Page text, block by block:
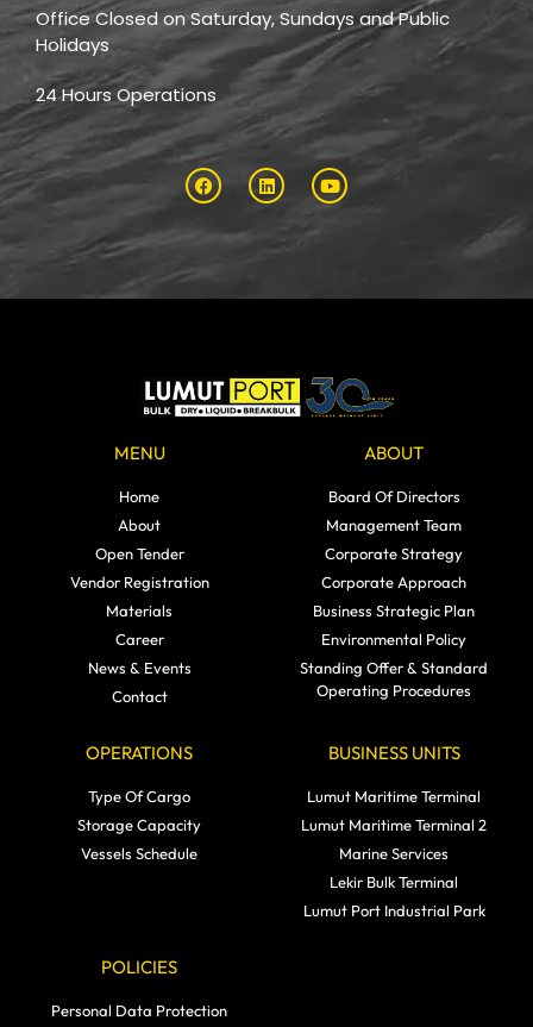
Office Closed on Saturday, Sundays and Public
Holidays
24 Hours Operations
MENU
Home
About
Open Tender
Vendor Registration
Materials
Career
News & Events
Contact
ABOUT
Board Of Directors
Management Team
Corporate Strategy
Corporate Approach
Business Strategic Plan
Environmental Policy
Standing Offer & Standard
Operating Procedures
OPERATIONS
Type Of Cargo
Storage Capacity
Vessels Schedule
BUSINESS UNITS
Lumut Maritime Terminal
Lumut Maritime Terminal 2
Marine Services
Lekir Bulk Terminal
Lumut Port Industrial Park
POLICIES
Personal Data Protection